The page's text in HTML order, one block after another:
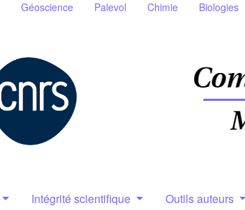
Géoscience Palevol Chimie Biologies
Intégrité scientifique Outils auteurs